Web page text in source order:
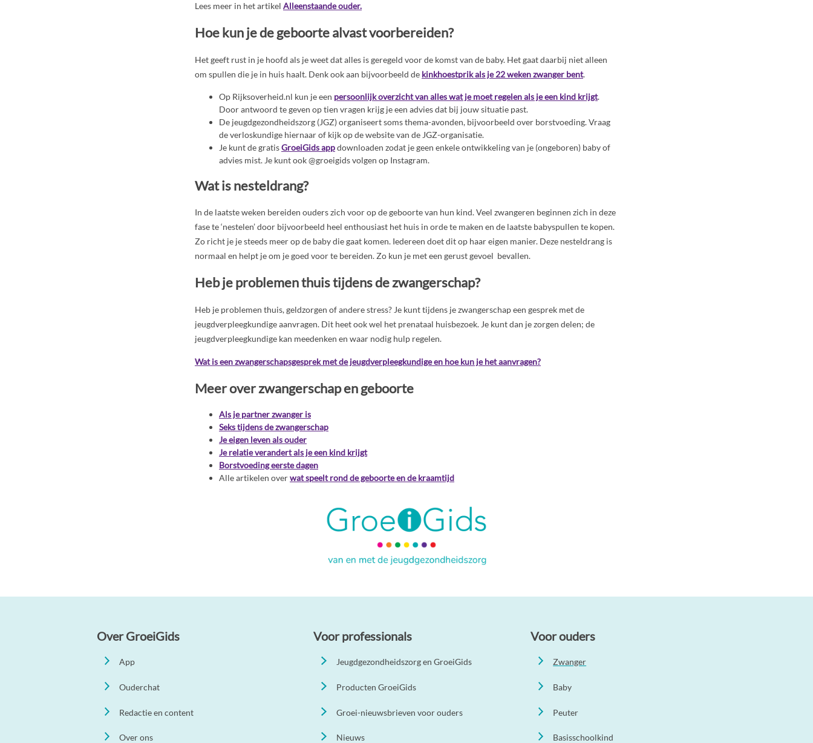
Lees meer in het artikel Alleenstaande ouder.
Hoe kun je de geboorte alvast voorbereiden?
Het geeft rust in je hoofd als je weet dat alles is geregeld voor de komst van de baby. Het gaat daarbij niet alleen
om spullen die je in huis haalt. Denk ook aan bijvoorbeeld de kinkhoestprik als je 22 weken zwanger bent.
Op Rijksoverheid.nl kun je een persoonlijk overzicht van alles wat je moet regelen als je een kind krijgt.
Door antwoord te geven op tien vragen krijg je een advies dat bij jouw situatie past.
De jeugdgezondheidszorg (JGZ) organiseert soms thema-avonden, bijvoorbeeld over borstvoeding. Vraag
de verloskundige hiernaar of kijk op de website van de JGZ-organisatie.
Je kunt de gratisGroeiGids appdownloaden zodat je geen enkele ontwikkeling van je (ongeboren) baby of
advies mist. Je kunt ook @groeigids volgen op Instagram.
Wat is nesteldrang?
In de laatste weken bereiden ouders zich voor op de geboorte van hun kind. Veel zwangeren beginnen zich in deze
fase te ‘nestelen’ door bijvoorbeeld heel enthousiast het huis in orde te maken en de laatste babyspullen te kopen.
Zo richt je je steeds meer op de baby die gaat komen. Iedereen doet dit op haar eigen manier. Deze nesteldrang is
normaal en helpt je om je goed voor te bereiden. Zo kun je met een gerust gevoel bevallen.
Heb je problemen thuis tijdens de zwangerschap?
Heb je problemen thuis, geldzorgen of andere stress? Je kunt tijdens je zwangerschap een gesprek met de
jeugdverpleegkundige aanvragen. Dit heet ook wel het prenataal huisbezoek. Je kunt dan je zorgen delen; de
jeugdverpleegkundige kan meedenken en waar nodig hulp regelen.
Wat is een zwangerschapsgesprek met de jeugdverpleegkundige en hoe kun je het aanvragen?
Meer over zwangerschap en geboorte
Als je partner zwanger is
Seks tijdens de zwangerschap
Je eigen leven als ouder
Je relatie verandert als je een kind krijgt
Borstvoeding eerste dagen
Alle artikelen overwat speelt rond de geboorte en de kraamtijd
Over GroeiGids
App
Ouderchat
Redactie en content
Over ons
Voor professionals
Jeugdgezondheidszorg en GroeiGids
Producten GroeiGids
Groei-nieuwsbrieven voor ouders
Nieuws
Voor ouders
Zwanger
Baby
Peuter
Basisschoolkind